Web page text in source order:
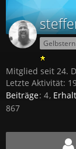
Gelbstern
Mitglied seit 24.
Letzte Aktivität:
Beiträge 4
867